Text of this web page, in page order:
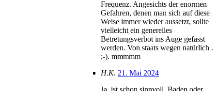
Frequenz. Angesichts der enormen
Gefahren, denen man sich auf diese
Weise immer wieder aussetzt, sollte
vielleicht ein generelles
Betretungsverbot ins Auge gefasst
werden. Von staats wegen natürlich .
;-). mmmmm
H.K. 21. Mai 2024
Ja, ist schon sinnvoll, Baden oder